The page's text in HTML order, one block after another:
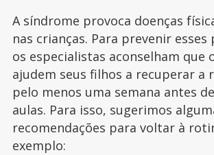
A síndrome provoca doenças
nas crianças. Para prevenir
os especialistas aconselham que
ajudem seus filhos a recuperar a
pelo menos uma semana antes
aulas. Para isso, sugerimos
recomendações para voltar à
exemplo: